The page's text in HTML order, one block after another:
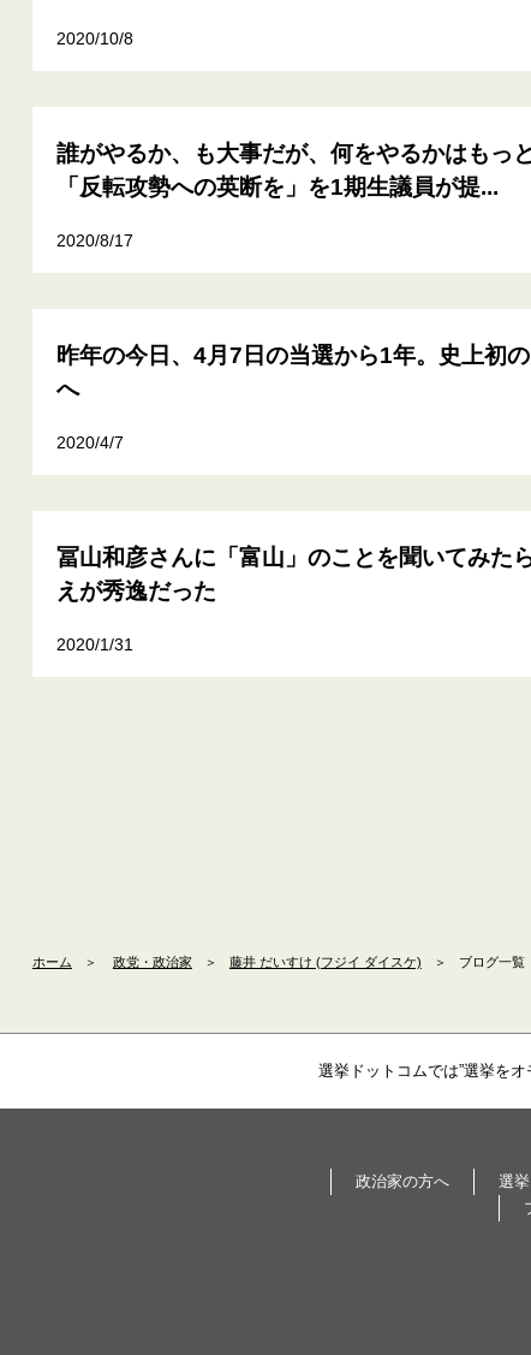
2020/10/8
誰がやるか、も大事だが、何をやるかはもっ
「反転攻勢への英断を」を1期生議員が提...
2020/8/17
昨年の今日、4月7日の当選から1年。史上初
へ
2020/4/7
冨山和彦さんに「富山」のことを聞いてみた
えが秀逸だった
2020/1/31
ホーム ＞ 政党・政治家 ＞ 藤井 だいすけ (フジイ ダイスケ) ＞ ブログ一覧
選挙ドットコムでは”選挙を
政治家の方へ 選